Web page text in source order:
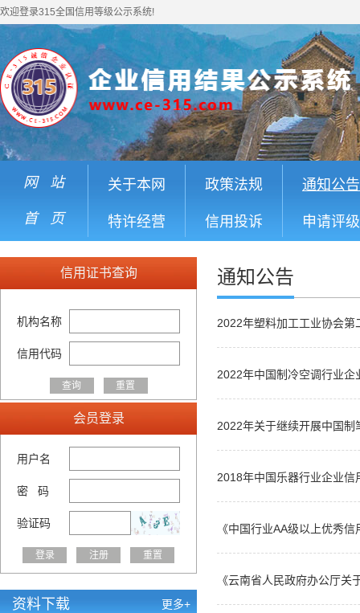
欢迎登录315全国信用等级公示系统!
网 站
首 页
关于本网
特许经营
政策法规
信用投诉
通知公告
申请评级
信用证书查询
机构名称
信用代码
会员登录
用户名
密 码
验证码
资料下载 更多+
通知公告
2022年塑料加工工业协会
2022年中国制冷空调行业
2022年关于继续开展中国
2018年中国乐器行业企业信
《中国行业AA级以上优秀
《云南省人民政府办公厅